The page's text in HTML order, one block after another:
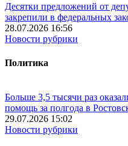
Десятки предложений от
закрепили в федеральных
28.07.2026 16:56
Новости рубрики
Политика
Больше 3,5 тысячи раз
помощь за полгода в
29.07.2026 15:02
Новости рубрики